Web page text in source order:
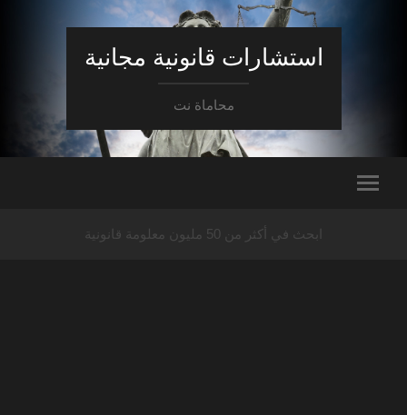
استشارات قانونية مجانية
محاماة نت
ابحث في أكثر من 50 مليون معلومة قانونية